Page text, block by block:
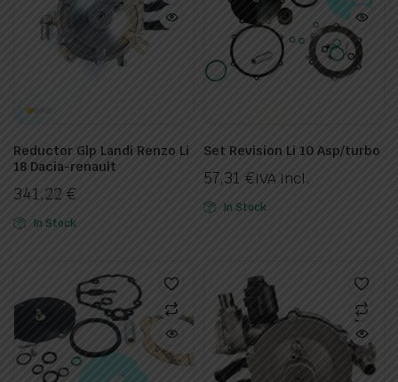
Reductor Glp Landi Renzo Li
18 Dacia-renault
341,22 €
In Stock
Set Revision Li 10 Asp/turbo
57,31 €IVA Incl.
In Stock